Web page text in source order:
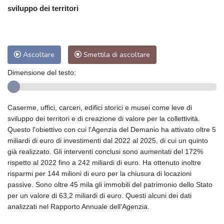
sviluppo dei territori
Ascoltare Smettila di ascoltare
Dimensione del testo:
Caserme, uffici, carceri, edifici storici e musei come leve di
sviluppo dei territori e di creazione di valore per la collettività.
Questo l'obiettivo con cui l'Agenzia del Demanio ha attivato oltre 5
miliardi di euro di investimenti dal 2022 al 2025, di cui un quinto
già realizzato. Gli interventi conclusi sono aumentati del 172%
rispetto al 2022 fino a 242 miliardi di euro. Ha ottenuto inoltre
risparmi per 144 milioni di euro per la chiusura di locazioni
passive. Sono oltre 45 mila gli immobili del patrimonio dello Stato
per un valore di 63,2 miliardi di euro. Questi alcuni dei dati
analizzati nel Rapporto Annuale dell'Agenzia.